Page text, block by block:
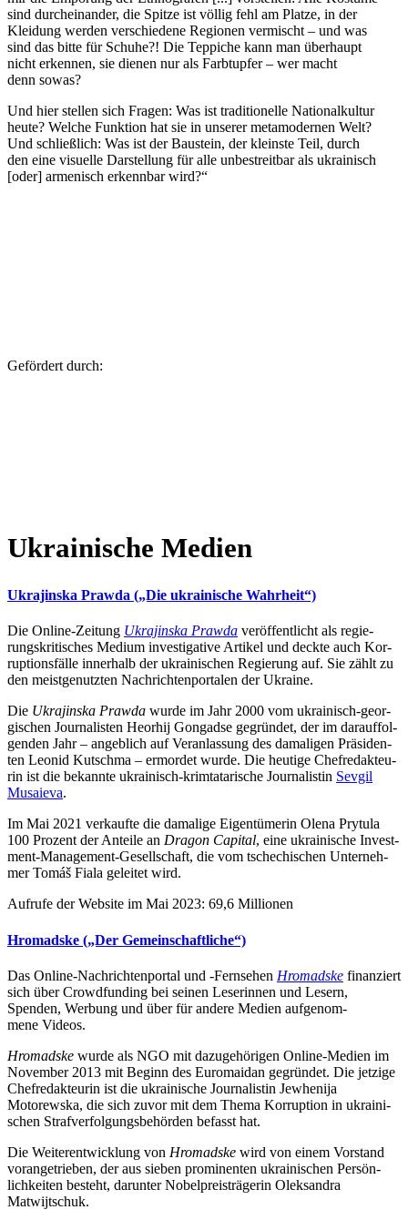
sind durch­ein­an­der, die Spitze ist völlig fehl am Platze, in der
Klei­dung werden ver­schie­dene Regio­nen ver­mischt – und was
sind das bitte für Schuhe?! Die Tep­pi­che kann man über­haupt
nicht erken­nen, sie dienen nur als Farb­tup­fer – wer macht
denn sowas?
Und hier stellen sich Fragen: Was ist tra­di­tio­nelle Natio­nal­kul­tur
heute? Welche Funk­tion hat sie in unserer meta­mo­der­nen Welt?
Und schließ­lich: Was ist der Bau­stein, der kleinste Teil, durch
den eine visu­elle Dar­stel­lung für alle unbe­streit­bar als ukrai­nisch
[oder] arme­nisch erkenn­bar wird?“
Geför­dert durch:
Ukrai­ni­sche Medien
Ukra­jinska Prawda („Die ukrai­ni­sche Wahrheit“)
Die Online-Zeitung Ukra­jinska Prawda ver­öf­fent­licht als regie­
rungs­kri­ti­sches Medium inves­ti­ga­tive Artikel und deckte auch Kor­
rup­ti­ons­fälle inner­halb der ukrai­ni­schen Regie­rung auf. Sie zählt zu
den meist­ge­nutz­ten Nach­rich­ten­por­ta­len der Ukraine.
Die Ukra­jinska Prawda wurde im Jahr 2000 vom ukrai­nisch-geor­
gi­schen Jour­na­lis­ten Heorhij Gon­gadse gegrün­det, der im dar­auf­fol­
gen­den Jahr – angeb­lich auf Ver­an­las­sung des dama­li­gen Prä­si­den­
ten Leonid Kut­schma – ermor­det wurde. Die heutige Chef­re­dak­teu­
rin ist die bekannte ukrai­nisch-krim­ta­ta­ri­sche Jour­na­lis­tin Sevgil
Mus­aieva.
Im Mai 2021 ver­kaufte die dama­lige Eigen­tü­me­rin Olena Prytula
100 Prozent der Anteile an Dragon Capital, eine ukrai­ni­sche Invest­
ment-Manage­ment-Gesell­schaft, die vom tsche­chi­schen Unter­neh­
mer Tomáš Fiala gelei­tet wird.
Aufrufe der Website im Mai 2023: 69,6 Millionen
Hro­madske („Der Gemeinschaftliche“)
Das Online-Nach­rich­ten­por­tal und ‑Fern­se­hen Hro­madske finan­ziert
sich über Crowd­fun­ding bei seinen Lese­rin­nen und Lesern,
Spenden, Werbung und über für andere Medien auf­ge­nom­
mene Videos.
Hro­madske wurde als NGO mit dazu­ge­hö­ri­gen Online-Medien im
Novem­ber 2013 mit Beginn des Euro­mai­dan gegrün­det. Die jetzige
Chef­re­dak­teu­rin ist die ukrai­ni­sche Jour­na­lis­tin Jewhe­nija
Motorewska, die sich zuvor mit dem Thema Kor­rup­tion in ukrai­ni­
schen Straf­ver­fol­gungs­be­hör­den befasst hat.
Die Wei­ter­ent­wick­lung von Hro­madske wird von einem Vor­stand
vor­an­ge­trie­ben, der aus sieben pro­mi­nen­ten ukrai­ni­schen Per­sön­
lich­kei­ten besteht, dar­un­ter Nobel­preis­trä­ge­rin Olek­san­dra
Matwijtschuk.